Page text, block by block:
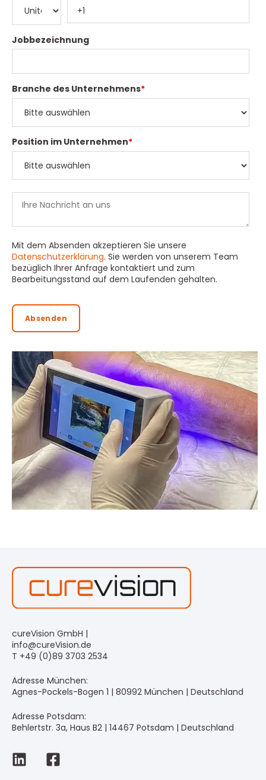
Jobbezeichnung
Branche des Unternehmens*
Position im Unternehmen*
Mit dem Absenden akzeptieren Sie unsere
Datenschutzerklärung. Sie werden von unserem Team
bezüglich Ihrer Anfrage kontaktiert und zum
Bearbeitungsstand auf dem Laufenden gehalten.
cureVision GmbH |
info@cureVision.de
T +49 (0)89 3703 2534
Adresse München:
Agnes-Pockels-Bogen 1 | 80992 München | Deutschland
Adresse Potsdam:
Behlertstr. 3a, Haus B2 | 14467 Potsdam | Deutschland